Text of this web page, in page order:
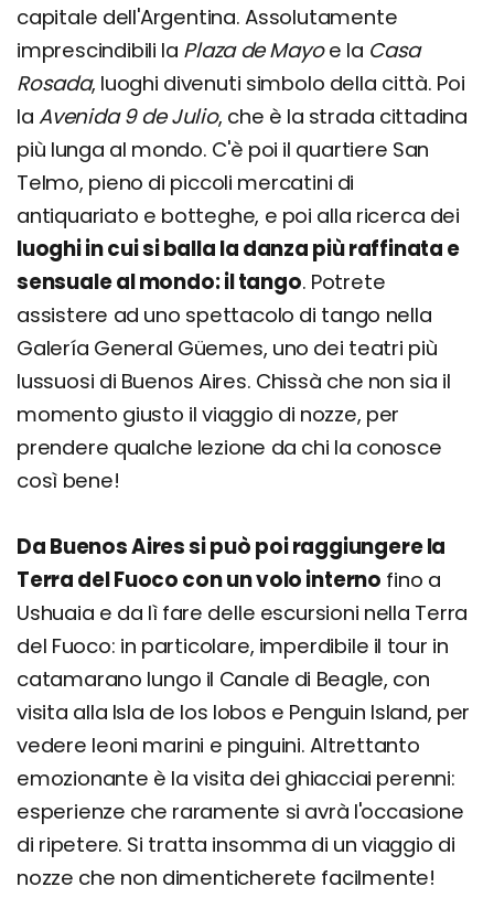
capitale dell'Argentina. Assolutamente
imprescindibili la Plaza de Mayoe la Casa
Rosada, luoghi divenuti simbolo della città. Poi
la Avenida 9 de Julio, che è la strada cittadina
più lunga al mondo. C'è poi il quartiere San
Telmo, pieno di piccoli mercatini di
antiquariato e botteghe, e poi alla ricerca dei
luoghi in cui si balla la danza più raffinata e
sensuale al mondo: il tango. Potrete
assistere ad uno spettacolo di tango nella
Galería General Güemes, uno dei teatri più
lussuosi di Buenos Aires. Chissà che non sia il
momento giusto il viaggio di nozze, per
prendere qualche lezione da chi la conosce
così bene!
Da Buenos Aires si può poi raggiungere la
Terra del Fuoco con un volo interno fino a
Ushuaia e da lì fare delle escursioni nella Terra
del Fuoco: in particolare, imperdibile il tour in
catamarano lungo il Canale di Beagle, con
visita alla Isla de los lobos e Penguin Island, per
vedere leoni marini e pinguini. Altrettanto
emozionante è la visita dei ghiacciai perenni:
esperienze che raramente si avrà l'occasione
di ripetere. Si tratta insomma di un viaggio di
nozze che non dimenticherete facilmente!